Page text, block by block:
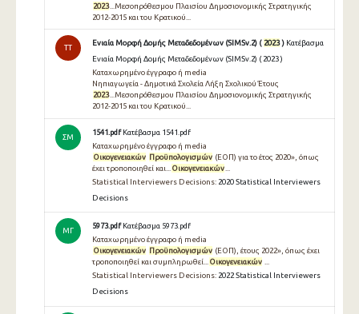
2023...Μεσοπρόθεσμου Πλαισίου Δημοσιονομικής Στρατηγικής
2012-2015 και του Κρατικού...
TT
Ενιαία Μορφή Δομής Μεταδεδομένων (SIMSv.2) ( 2023) Κατέβασμα
Ενιαία Μορφή Δομής Μεταδεδομένων (SIMSv.2) ( 2023 )
Καταχωρημένο έγγραφο ή media
Νηπιαγωγεία - Δημοτικά Σχολεία Λήξη Σχολικού Έτους
2023...Μεσοπρόθεσμου Πλαισίου Δημοσιονομικής Στρατηγικής
2012-2015 και του Κρατικού...
ΣΜ
1541.pdf Κατέβασμα 1541.pdf
Καταχωρημένο έγγραφο ή media
Οικογενειακών Προϋπολογισμών (ΕΟΠ) για το έτος 2020», όπως
έχει τροποποιηθεί και...
Οικογενειακών
Statistical Interviewers Decisions: 2020 Statistical Interviewers
Decisions
ΜΓ
5973.pdf Κατέβασμα 5973.pdf
Καταχωρημένο έγγραφο ή media
Οικογενειακών Προϋπολογισμών (ΕΟΠ), έτους 2022», όπως έχει
τροποποιηθεί και συμπληρωθεί... Οικογενειακών ...
Statistical Interviewers Decisions: 2022 Statistical Interviewers
Decisions